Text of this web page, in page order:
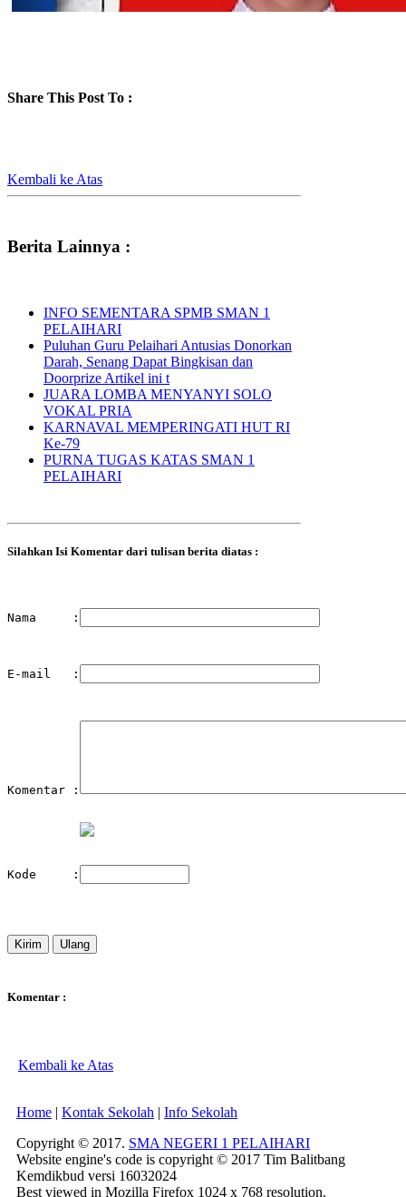
Share This Post To :
Kembali ke Atas
Berita Lainnya :
INFO SEMENTARA SPMB SMAN 1
PELAIHARI
Puluhan Guru Pelaihari Antusias Donorkan
Darah, Senang Dapat Bingkisan dan
Doorprize Artikel ini t
JUARA LOMBA MENYANYI SOLO
VOKAL PRIA
KARNAVAL MEMPERINGATI HUT RI
Ke-79
PURNA TUGAS KATAS SMAN 1
PELAIHARI
Silahkan Isi Komentar dari tulisan berita diatas :
Nama     :
E-mail   :
Komentar :
Kode     :
Komentar :
Kembali ke Atas
Home | Kontak Sekolah | Info Sekolah
Copyright © 2017. SMA NEGERI 1 PELAIHARI
Website engine's code is copyright © 2017 Tim Balitbang
Kemdikbud versi 16032024
Best viewed in Mozilla Firefox 1024 x 768 resolution.